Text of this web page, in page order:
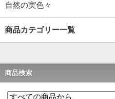
自然の実色々
商品カテゴリー一覧
商品検索